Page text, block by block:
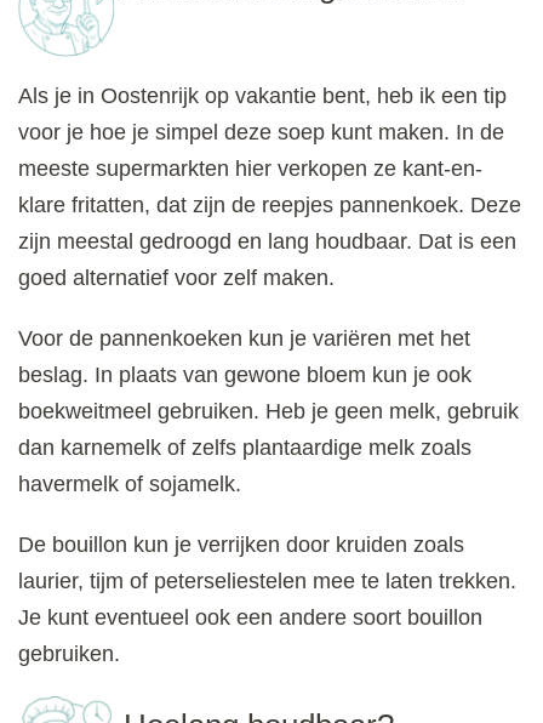
Als je in Oostenrijk op vakantie bent, heb ik een tip
voor je hoe je simpel deze soep kunt maken. In de
meeste supermarkten hier verkopen ze kant-en-
klare fritatten, dat zijn de reepjes pannenkoek. Deze
zijn meestal gedroogd en lang houdbaar. Dat is een
goed alternatief voor zelf maken.
Voor de pannenkoeken kun je variëren met het
beslag. In plaats van gewone bloem kun je ook
boekweitmeel gebruiken. Heb je geen melk, gebruik
dan karnemelk of zelfs plantaardige melk zoals
havermelk of sojamelk.
De bouillon kun je verrijken door kruiden zoals
laurier, tijm of peterseliestelen mee te laten trekken.
Je kunt eventueel ook een andere soort bouillon
gebruiken.